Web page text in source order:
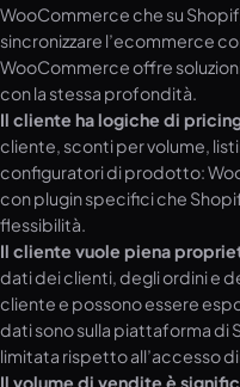
WooCommerce che su
sincronizzare l’ecommerce
WooCommerce offre
con la stessa profondità.
Il cliente ha logiche di
cliente, sconti per volume,
configuratori di prodotto:
con plugin specifici che
flessibilità.
Il cliente vuole piena
dati dei clienti, degli ordini e
cliente e possono essere
dati sono sulla piattaforma di
limitata rispetto all’accesso
Il volume di vendite è